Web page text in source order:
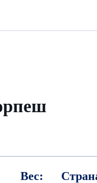
Вес: